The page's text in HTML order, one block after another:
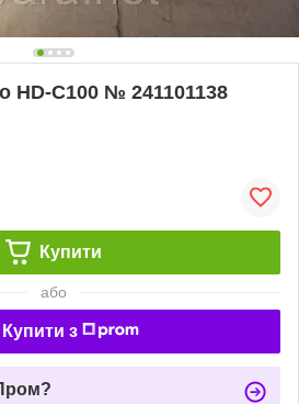
HD-C100 № 241101138
Купити
або
Купити з